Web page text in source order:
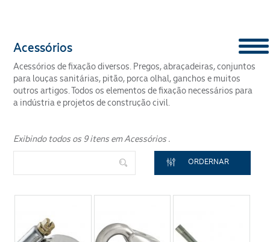
CONTENT
Acessórios
Acessórios de fixação diversos. Pregos, abraçadeiras, conjuntos
para louças sanitárias, pitão, porca olhal, ganchos e muitos
outros artigos. Todos os elementos de fixação necessários para
a indústria e projetos de construção civil.
Exibindo todos os 9 itens em Acessórios .
ORDERNAR